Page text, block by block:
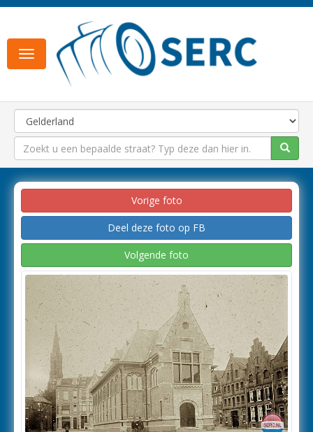
Toggle
navigation
Vorige foto
Deel deze foto op FB
Volgende foto